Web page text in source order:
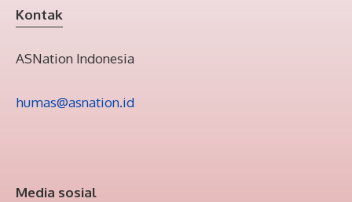
Kontak
ASNation Indonesia
humas@asnation.id
Media sosial